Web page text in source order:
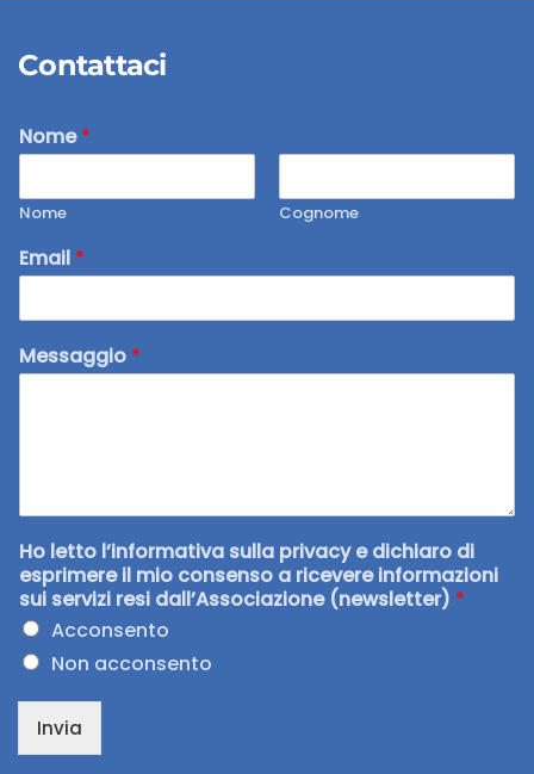
Contattaci
Nome*
Nome Cognome
Email *
Messaggio *
Ho letto l’informativa sulla privacy e dichiaro di
esprimere il mio consenso a ricevere informazioni
sui servizi resi dall’Associazione (newsletter) *
Acconsento
Non acconsento
Invia